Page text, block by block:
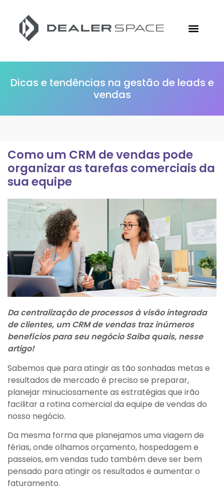
Dicas e tendências na gestão de leads e
vendas
Como um CRM de vendas pode
organizar as tarefas comerciais da
sua equipe
Da centralização de processos à visão integrada
de clientes, um CRM de vendas traz inúmeros
benefícios para seu negócio Saiba quais, nesse
artigo!
Sabemos que para atingir as tão sonhadas metas e
resultados de mercado é preciso se preparar,
planejar minuciosamente as estratégias que irão
facilitar a rotina comercial da equipe de vendas do
nosso negócio.
Da mesma forma que planejamos uma viagem de
férias, onde olhamos orçamento, hospedagem e
passeios, em vendas tudo também deve ser bem
pensado para atingir os resultados e aumentar o
faturamento.